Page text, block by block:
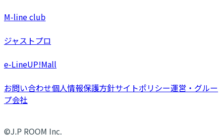
M-line club
ジャストプロ
e-LineUP!Mall
お問い合わせ個人情報保護方針サイトポリシー運営・グルー
プ会社
©J.P ROOM Inc.